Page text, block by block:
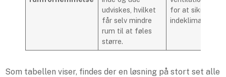
udviskes, hvilket
får selv mindre
rum til at føles
større.
for at sikre et
indeklima.
Som tabellen viser, findes der en løsning på stort set alle